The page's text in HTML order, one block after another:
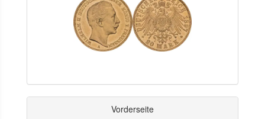
Vorderseite